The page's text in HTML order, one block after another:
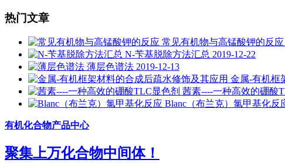
热门文章
常见有机物与高锰酸钾的反应
N-苄基脱除方法汇总 2019-12-22
薄层色谱法 2019-12-13
金属-有机框
茜素----一种高效的硼酸
Blanc（布兰克）氯甲基化反
有机化合物产品中心
聚集上万化合物中间体！